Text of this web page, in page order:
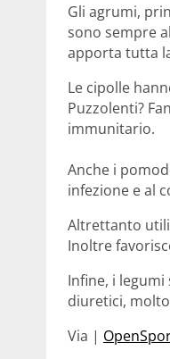
Gli agrumi,
sono sempre
apporta tutta
Le cipolle
Puzzolenti?
immunitario.
Anche i
infezione e al
Altrettanto utili
Inoltre
Infine, i
diuretici,
Via |